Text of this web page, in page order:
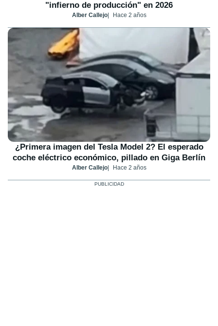
"infierno de producción" en 2026
Alber Callejo Hace 2 años
¿Primera imagen del Tesla Model 2? El esperado
coche eléctrico económico, pillado en Giga Berlín
Alber Callejo Hace 2 años